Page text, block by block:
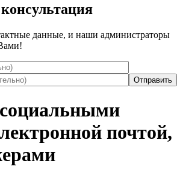
данные, и наши администраторы
почтой,